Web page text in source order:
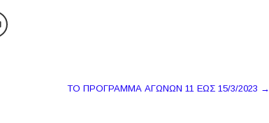
ΤΟ ΠΡΟΓΡΑΜΜΑ ΑΓΩΝΩΝ 11 ΕΩΣ 15/3/2023 →